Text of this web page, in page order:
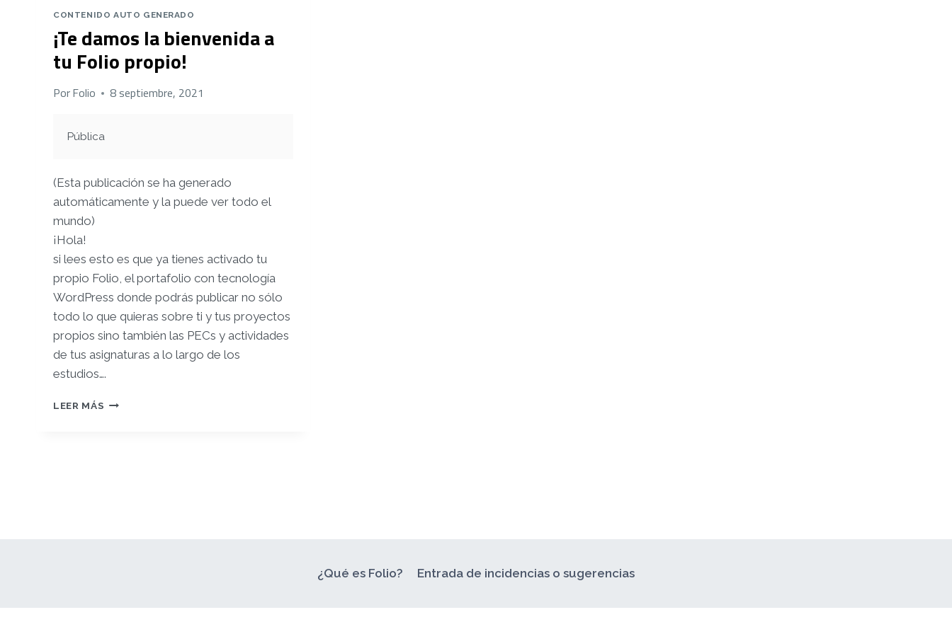
CONTENIDO AUTO GENERADO
¡Te damos la bienvenida a
tu Folio propio!
PorFolio 8 septiembre, 2021
Pública
(Esta publicación se ha generado
automáticamente y la puede ver todo el
mundo)
¡Hola!
si lees esto es que ya tienes activado tu
propio Folio, el portafolio con tecnología
WordPress donde podrás publicar no sólo
todo lo que quieras sobre ti y tus proyectos
propios sino también las PECs y actividades
de tus asignaturas a lo largo de los
estudios….
LEER MÁS ¡TE
¿Qué es Folio? Entrada de incidencias o sugerencias